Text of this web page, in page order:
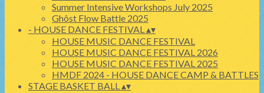
Summer Intensive Workshops July 2025
Ghôst Flow Battle 2025
- HOUSE DANCE FESTIVAL▴▾
HOUSE MUSIC DANCE FESTIVAL
HOUSE MUSIC DANCE FESTIVAL 2026
HOUSE MUSIC DANCE FESTIVAL 2025
HMDF 2024 - HOUSE DANCE CAMP & BATTLES
STAGE BASKET BALL▴▾